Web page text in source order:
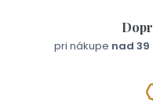
pri nákupe nad 39